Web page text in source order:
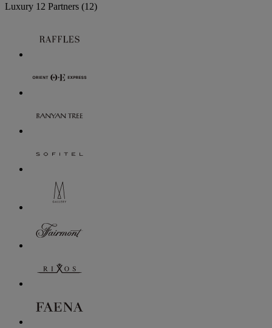
Luxury 12 Partners (12)